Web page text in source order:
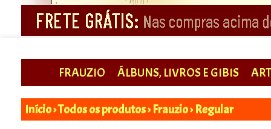
FRAUZIO ÁLBUNS, LIVROS E GIBIS
Início›Todos os produtos› Frauzio› Regular